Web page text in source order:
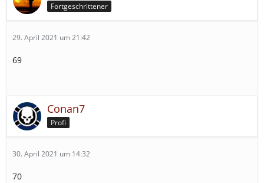
Fortgeschrittener
29. April 2021 um 21:42
69
Conan7
Profi
30. April 2021 um 14:32
70